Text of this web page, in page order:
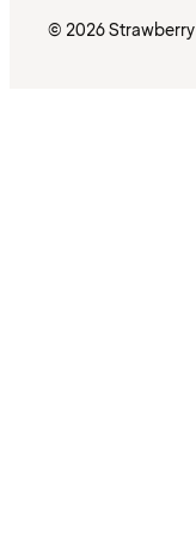
© 2026 Strawberry